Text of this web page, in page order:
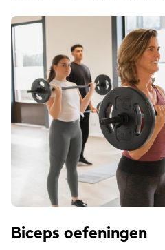
Biceps oefeningen